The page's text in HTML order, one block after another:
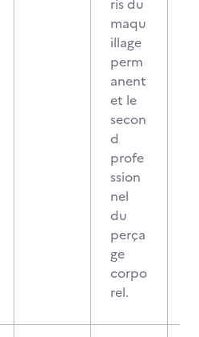
ris du
maqu
illage
perm
anent
et le
secon
d
profe
ssion
nel
du
perça
ge
corpo
rel.